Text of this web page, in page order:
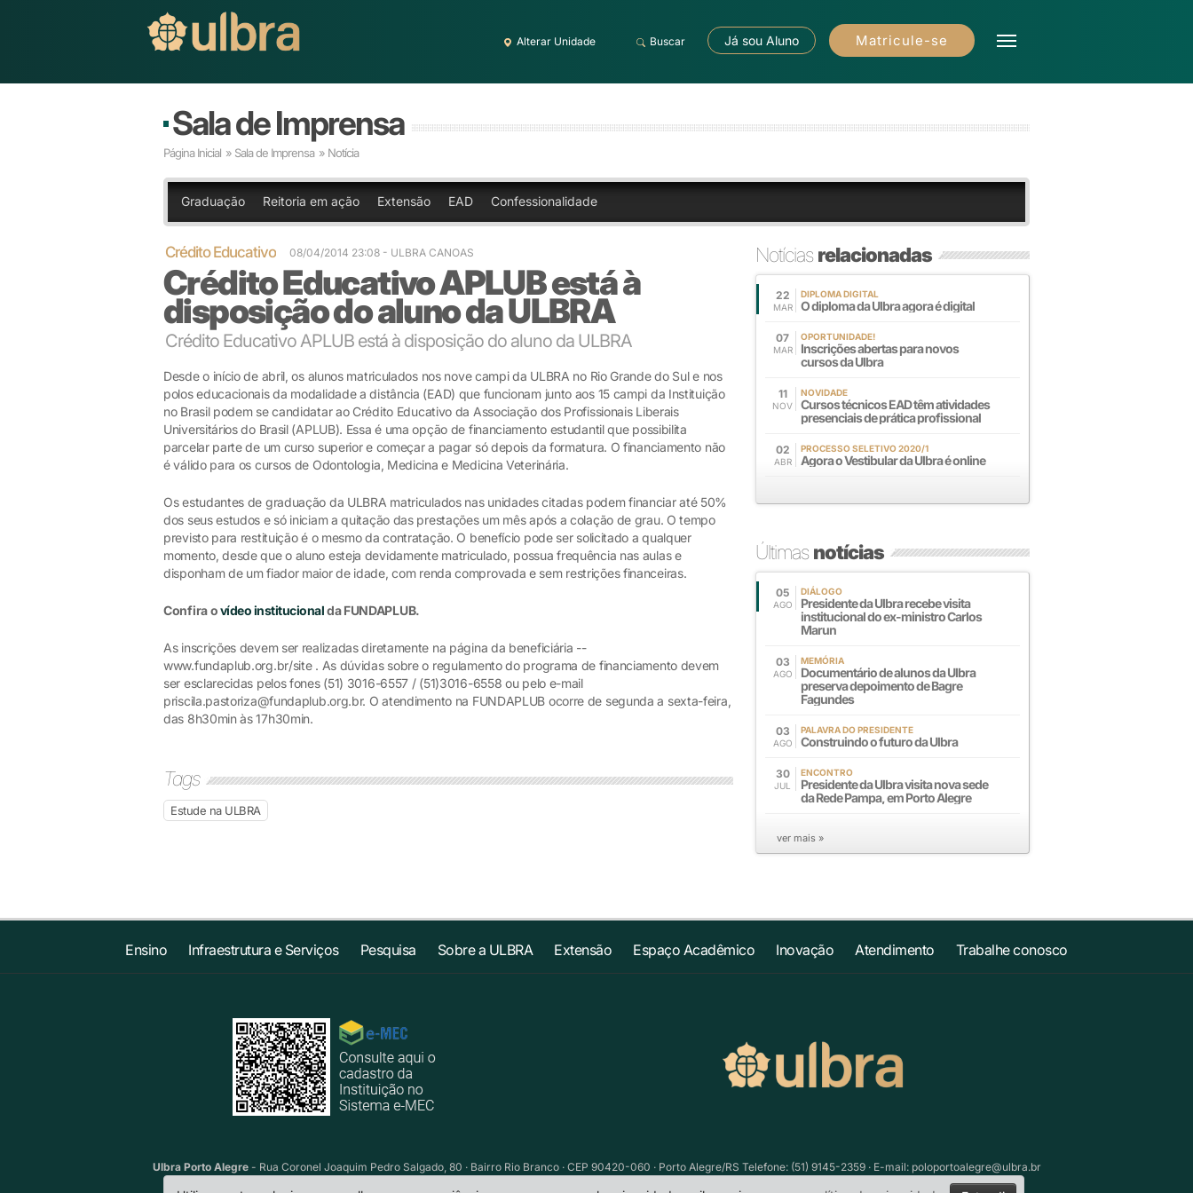
Alterar Unidade Buscar Já sou Aluno Matricule-se
Sala de Imprensa
Página Inicial » Sala de Imprensa » Notícia
Graduação Reitoria em ação Extensão EAD Confessionalidade
Crédito Educativo 08/04/2014 23:08 - ULBRA CANOAS
Crédito Educativo APLUB está à
disposição do aluno da ULBRA
Crédito Educativo APLUB está à disposição do aluno da ULBRA
Desde o início de abril, os alunos matriculados nos nove campi da ULBRA no Rio Grande do Sul e nos
polos educacionais da modalidade a distância (EAD) que funcionam junto aos 15 campi da Instituição
no Brasil podem se candidatar ao Crédito Educativo da Associação dos Profissionais Liberais
Universitários do Brasil (APLUB). Essa é uma opção de financiamento estudantil que possibilita
parcelar parte de um curso superior e começar a pagar só depois da formatura. O financiamento não
é válido para os cursos de Odontologia, Medicina e Medicina Veterinária.
Os estudantes de graduação da ULBRA matriculados nas unidades citadas podem financiar até 50%
dos seus estudos e só iniciam a quitação das prestações um mês após a colação de grau. O tempo
previsto para restituição é o mesmo da contratação. O benefício pode ser solicitado a qualquer
momento, desde que o aluno esteja devidamente matriculado, possua frequência nas aulas e
disponham de um fiador maior de idade, com renda comprovada e sem restrições financeiras.
Confira ovídeo institucionalda FUNDAPLUB.
As inscrições devem ser realizadas diretamente na página da beneficiária --
www.fundaplub.org.br/site . As dúvidas sobre o regulamento do programa de financiamento devem
ser esclarecidas pelos fones (51) 3016-6557 / (51)3016-6558 ou pelo e-mail
priscila.pastoriza@fundaplub.org.br. O atendimento na FUNDAPLUB ocorre de segunda a sexta-feira,
das 8h30min às 17h30min.
Tags
Estude na ULBRA
Notíciasrelacionadas
22
MAR
DIPLOMA DIGITAL
O diploma da Ulbra agora é digital
07
MAR
OPORTUNIDADE!
Inscrições abertas para novos
cursos da Ulbra
11
NOV
NOVIDADE
Cursos técnicos EAD têm atividades
presenciais de prática profissional
02
ABR
PROCESSO SELETIVO 2020/1
Agora o Vestibular da Ulbra é online
Últimasnotícias
05
AGO
DIÁLOGO
Presidente da Ulbra recebe visita
institucional do ex-ministro Carlos
Marun
03
AGO
MEMÓRIA
Documentário de alunos da Ulbra
preserva depoimento de Bagre
Fagundes
03
AGO
PALAVRA DO PRESIDENTE
Construindo o futuro da Ulbra
30
JUL
ENCONTRO
Presidente da Ulbra visita nova sede
da Rede Pampa, em Porto Alegre
ver mais »
Ensino Infraestrutura e Serviços Pesquisa Sobre a ULBRA Extensão Espaço Acadêmico Inovação Atendimento Trabalhe conosco
Ulbra Porto Alegre- Rua Coronel Joaquim Pedro Salgado, 80 · Bairro Rio Branco · CEP 90420-060 · Porto Alegre/RS Telefone: (51) 9145-2359 · E-mail: poloportoalegre@ulbra.br